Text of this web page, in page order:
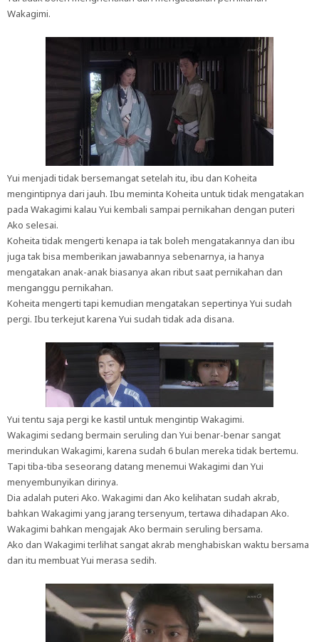
Wakagimi.
Yui menjadi tidak bersemangat setelah itu, ibu dan Koheita
mengintipnya dari jauh. Ibu meminta Koheita untuk tidak mengatakan
pada Wakagimi kalau Yui kembali sampai pernikahan dengan puteri
Ako selesai.
Koheita tidak mengerti kenapa ia tak boleh mengatakannya dan ibu
juga tak bisa memberikan jawabannya sebenarnya, ia hanya
mengatakan anak-anak biasanya akan ribut saat pernikahan dan
menganggu pernikahan.
Koheita mengerti tapi kemudian mengatakan sepertinya Yui sudah
pergi. Ibu terkejut karena Yui sudah tidak ada disana.
Yui tentu saja pergi ke kastil untuk mengintip Wakagimi.
Wakagimi sedang bermain seruling dan Yui benar-benar sangat
merindukan Wakagimi, karena sudah 6 bulan mereka tidak bertemu.
Tapi tiba-tiba seseorang datang menemui Wakagimi dan Yui
menyembunyikan dirinya.
Dia adalah puteri Ako. Wakagimi dan Ako kelihatan sudah akrab,
bahkan Wakagimi yang jarang tersenyum, tertawa dihadapan Ako.
Wakagimi bahkan mengajak Ako bermain seruling bersama.
Ako dan Wakagimi terlihat sangat akrab menghabiskan waktu bersama
dan itu membuat Yui merasa sedih.